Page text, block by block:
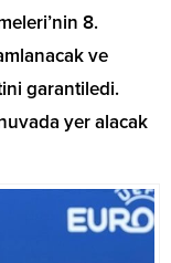
8.
ve
garantiledi.
yer alacak